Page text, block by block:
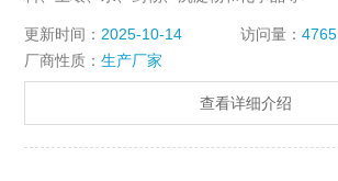
更新时间： 2025-10-14 访问量： 4765
厂商性质：生产厂家
查看详细介绍